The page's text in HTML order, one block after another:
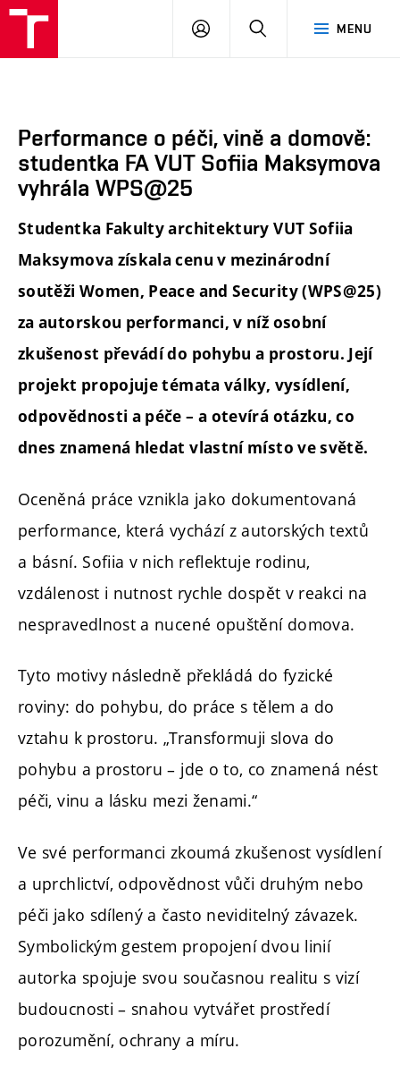
MENU
PŘIHLÁSIT
Performance o péči, vině a domově:
studentka FA VUT Sofiia Maksymova
vyhrála WPS@25
Studentka Fakulty architektury VUT Sofiia
Maksymova získala cenu v mezinárodní
soutěži Women, Peace and Security (WPS@25)
za autorskou performanci, v níž osobní
zkušenost převádí do pohybu a prostoru. Její
projekt propojuje témata války, vysídlení,
odpovědnosti a péče – a otevírá otázku, co
dnes znamená hledat vlastní místo ve světě.
Oceněná práce vznikla jako dokumentovaná
performance, která vychází z autorských textů
a básní. Sofiia v nich reflektuje rodinu,
vzdálenost i nutnost rychle dospět v reakci na
nespravedlnost a nucené opuštění domova.
Tyto motivy následně překládá do fyzické
roviny: do pohybu, do práce s tělem a do
vztahu k prostoru. „Transformuji slova do
pohybu a prostoru – jde o to, co znamená nést
péči, vinu a lásku mezi ženami.“
Ve své performanci zkoumá zkušenost vysídlení
a uprchlictví, odpovědnost vůči druhým nebo
péči jako sdílený a často neviditelný závazek.
Symbolickým gestem propojení dvou linií
autorka spojuje svou současnou realitu s vizí
budoucnosti – snahou vytvářet prostředí
porozumění, ochrany a míru.